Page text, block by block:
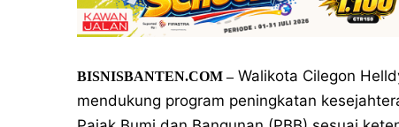
BISNISBANTEN.COM –Walikota Cilegon
mendukung program peningkatan